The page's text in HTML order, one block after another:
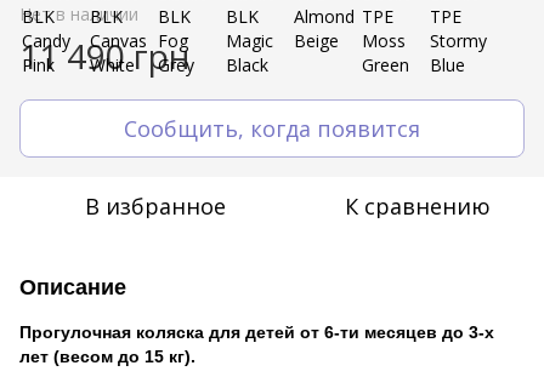
Нет в наличии
11 490 грн
Сообщить, когда появится
В избранное К сравнению
Описание
Прогулочная коляска для детей от 6-ти месяцев до 3-х
лет (весом до 15 кг).